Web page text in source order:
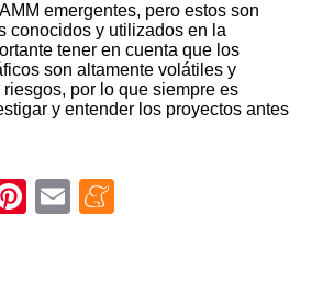
emergentes, pero estos son
conocidos y utilizados en la
tener en cuenta que los
son altamente volátiles y
por lo que siempre es
y entender los proyectos antes
Pinterest
Email